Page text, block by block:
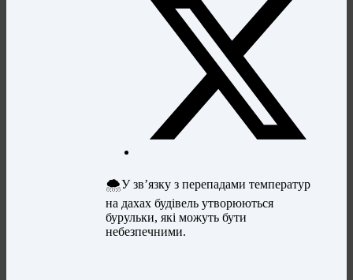
🌨У зв’язку з перепадами температур
на дахах будівель утворюються
бурульки, які можуть бути
небезпечними.